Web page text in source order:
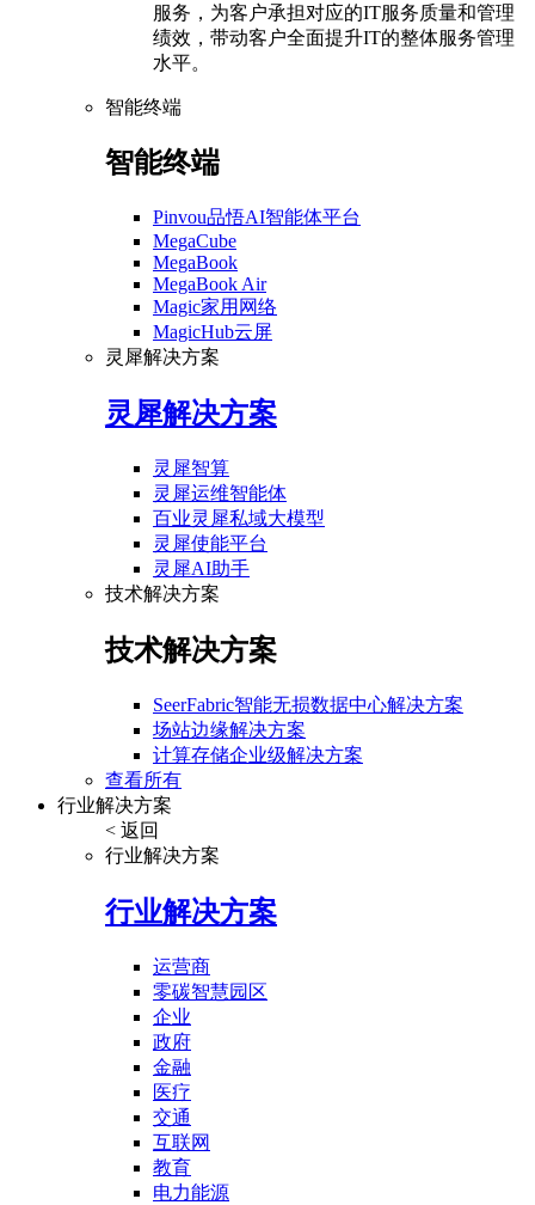
服务，为客户承担对应的IT服务质量和管理
绩效，带动客户全面提升IT的整体服务管理
水平。
智能终端
智能终端
Pinvou品悟AI智能体平台
MegaCube
MegaBook
MegaBook Air
Magic家用网络
MagicHub云屏
灵犀解决方案
灵犀解决方案
灵犀智算
灵犀运维智能体
百业灵犀私域大模型
灵犀使能平台
灵犀AI助手
技术解决方案
技术解决方案
SeerFabric智能无损数据中心解决方案
场站边缘解决方案
计算存储企业级解决方案
查看所有
行业解决方案
< 返回
行业解决方案
行业解决方案
运营商
零碳智慧园区
企业
政府
金融
医疗
交通
互联网
教育
电力能源